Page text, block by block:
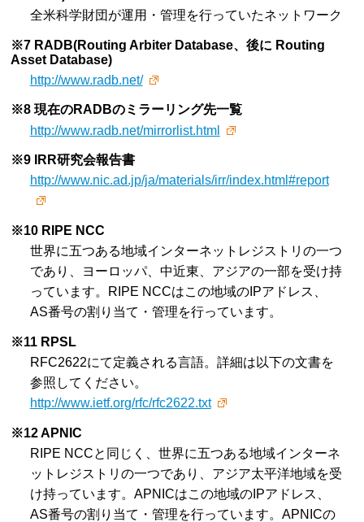
全米科学財団が運用・管理を行っていたネットワーク
※7 RADB(Routing Arbiter Database、後に Routing
Asset Database)
http://www.radb.net/
※8 現在のRADBのミラーリング先一覧
http://www.radb.net/mirrorlist.html
※9 IRR研究会報告書
http://www.nic.ad.jp/ja/materials/irr/index.html#report
※10 RIPE NCC
世界に五つある地域インターネットレジストリの一つ
であり、ヨーロッパ、中近東、アジアの一部を受け持
っています。RIPE NCCはこの地域のIPアドレス、
AS番号の割り当て・管理を行っています。
※11 RPSL
RFC2622にて定義される言語。詳細は以下の文書を
参照してください。
http://www.ietf.org/rfc/rfc2622.txt
※12 APNIC
RIPE NCCと同じく、世界に五つある地域インターネ
ットレジストリの一つであり、アジア太平洋地域を受
け持っています。APNICはこの地域のIPアドレス、
AS番号の割り当て・管理を行っています。APNICの